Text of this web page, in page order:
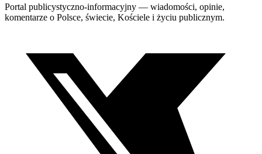
Portal publicystyczno-informacyjny — wiadomości, opinie,
komentarze o Polsce, świecie, Kościele i życiu publicznym.